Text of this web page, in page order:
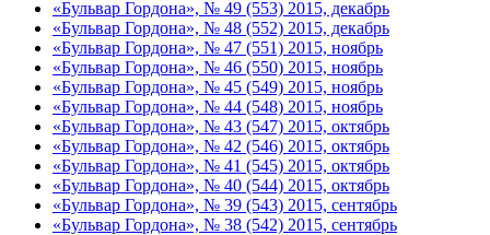
«Бульвар Гордона», № 49 (553) 2015, декабрь
«Бульвар Гордона», № 48 (552) 2015, декабрь
«Бульвар Гордона», № 47 (551) 2015, ноябрь
«Бульвар Гордона», № 46 (550) 2015, ноябрь
«Бульвар Гордона», № 45 (549) 2015, ноябрь
«Бульвар Гордона», № 44 (548) 2015, ноябрь
«Бульвар Гордона», № 43 (547) 2015, октябрь
«Бульвар Гордона», № 42 (546) 2015, октябрь
«Бульвар Гордона», № 41 (545) 2015, октябрь
«Бульвар Гордона», № 40 (544) 2015, октябрь
«Бульвар Гордона», № 39 (543) 2015, сентябрь
«Бульвар Гордона», № 38 (542) 2015, сентябрь